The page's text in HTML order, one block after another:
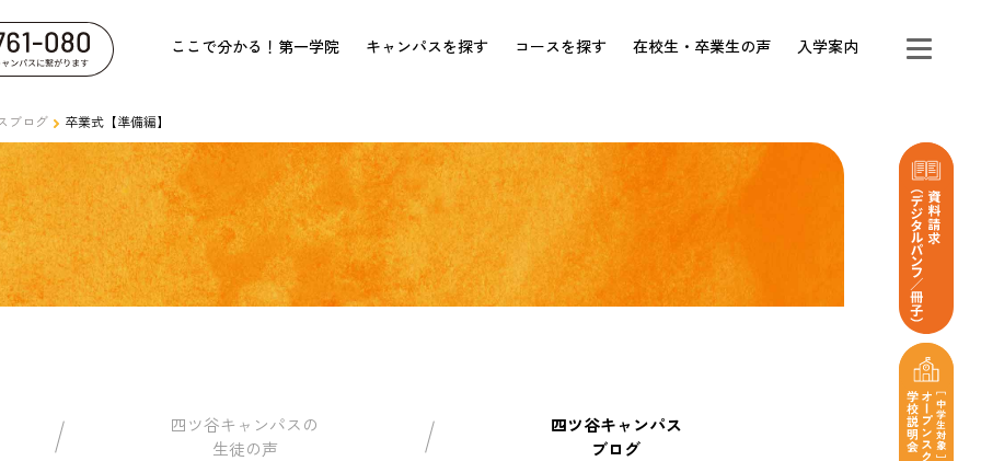
ここで分かる！第一学院 キャンパスを探す コースを探す 在校生・卒業生の声 入学案内
ブログ 卒業式【準備編】
四ツ谷キャンパスの
生徒の声
四ツ谷キャンパス
ブログ